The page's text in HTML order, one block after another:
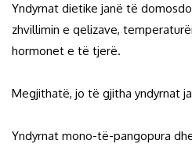
Yndyrnat dietike janë të
zhvillimin e qelizave,
hormonet e të tjerë.
Megjithatë, jo të gjitha yndyrnat
Yndyrnat mono-të-pangopura